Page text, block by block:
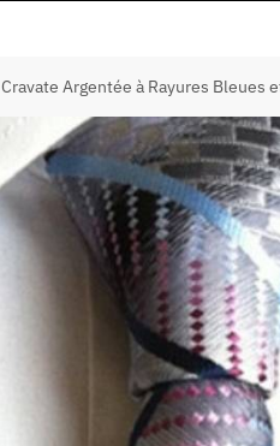
Cravate Argentée à Rayures Bleues